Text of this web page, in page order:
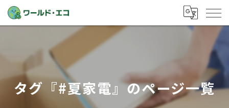
タグ『#夏家電』のページ一覧